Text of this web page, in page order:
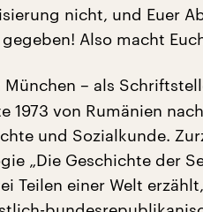
nicht, und Euer
Also macht
– als
1973 von Rumänien
und Sozialkunde.
„Die Geschichte der
Teilen einer Welt